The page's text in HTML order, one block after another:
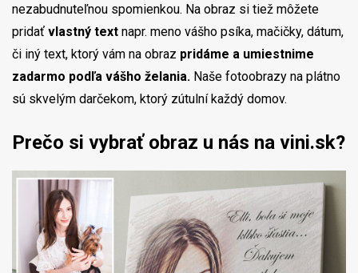
nezabudnuteľnou spomienkou. Na obraz si tiež môžete
pridať vlastný text napr. meno vášho psíka, mačičky, dátum,
či iný text, ktorý vám na obraz pridáme a umiestnime
zadarmo podľa vášho želania. Naše fotoobrazy na plátno
sú skvelým darčekom, ktorý zútulní každý domov.
Prečo si vybrať obraz u nás na vini.sk?